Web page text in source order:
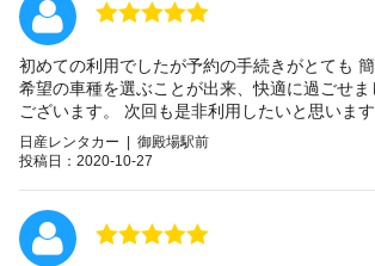
初めての利用でしたが予約の手続きがとても
希望の車種を選ぶことが出来、快適に過ごせま
ございます。 次回も是非利用したいと思います
日産レンタカー | 御殿場駅前
投稿日：2020-10-27